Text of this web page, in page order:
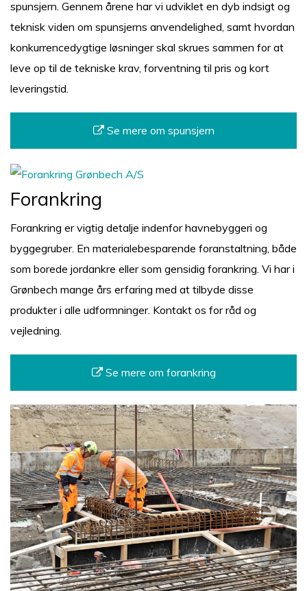
spunsjern. Gennem årene har vi udviklet en dyb indsigt og
teknisk viden om spunsjerns anvendelighed, samt hvordan
konkurrencedygtige løsninger skal skrues sammen for at
leve op til de tekniske krav, forventning til pris og kort
leveringstid.
Se mere om spunsjern
Forankring
Forankring er vigtig detalje indenfor havnebyggeri og
byggegruber. En materialebesparende foranstaltning, både
som borede jordankre eller som gensidig forankring. Vi har i
Grønbech mange års erfaring med at tilbyde disse
produkter i alle udformninger. Kontakt os for råd og
vejledning.
Se mere om forankring